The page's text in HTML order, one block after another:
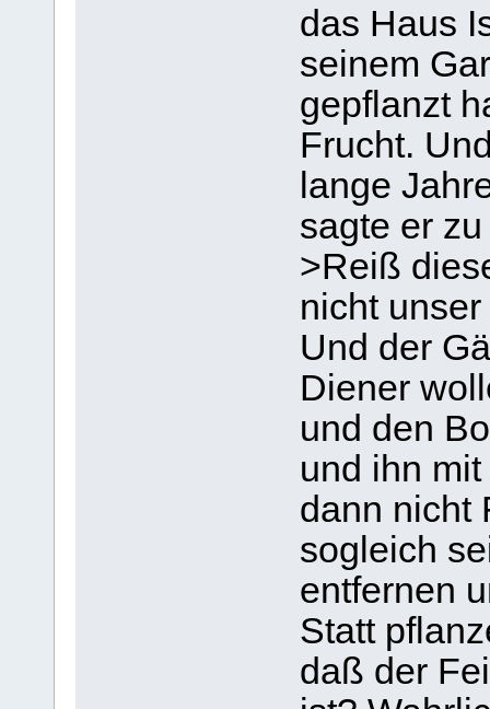
das Haus
seinem
gepflanzt
Frucht.
lange
sagte er
>Reiß
nicht
Und der
Diener
und den
und ihn
dann nicht
sogleich
entfernen
Statt
daß der